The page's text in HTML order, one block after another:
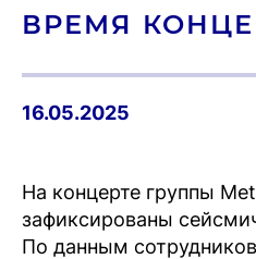
ВРЕМЯ
16.05.2025
На концерте группы
зафиксированы
По данным